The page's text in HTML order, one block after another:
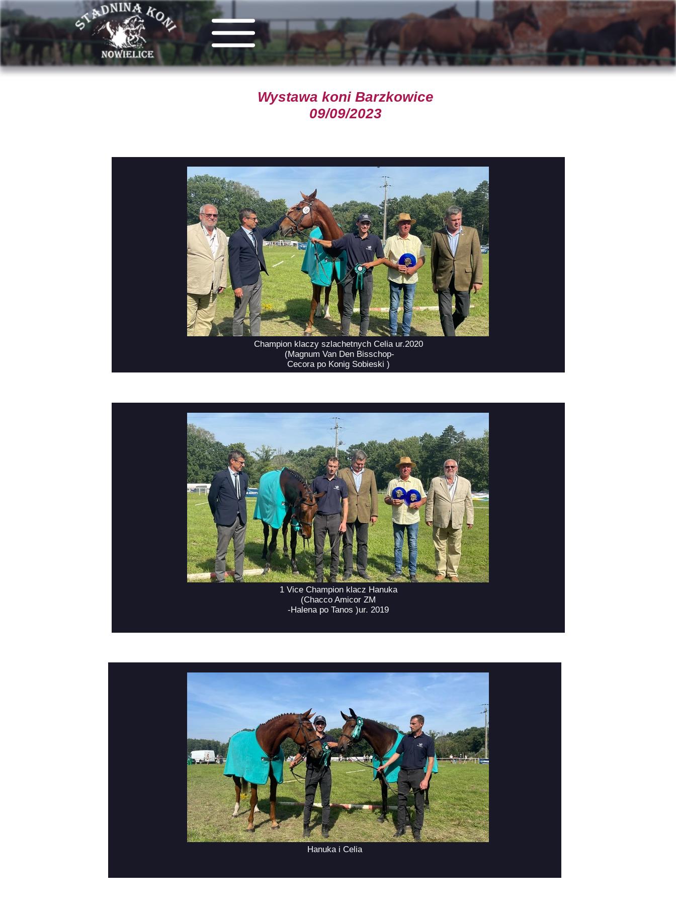
1 Vice Champion klacz Hanuka
(Chacco Amicor ZM
-Halena po Tanos )ur. 2019
Hanuka i Celia
Champion klaczy szlachetnych Celia ur.2020
(Magnum Van Den Bisschop-
Cecora po Konig Sobieski )
Wystawa koni Barzkowice
09/09/2023